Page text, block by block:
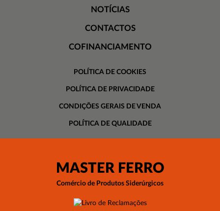
NOTÍCIAS
CONTACTOS
COFINANCIAMENTO
POLÍTICA DE COOKIES
POLÍTICA DE PRIVACIDADE
CONDIÇÕES GERAIS DE VENDA
POLÍTICA DE QUALIDADE
MASTER FERRO
Comércio de Produtos Siderúrgicos